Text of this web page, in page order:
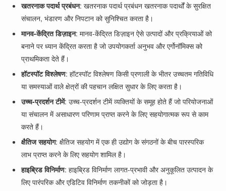
खतरनाक पदार्थ प्रबंधन: खतरनाक पदार्थ प्रबंधन खतरनाक पदार्थों के सुरक्षित
संचालन, भंडारण और निपटान को सुनिश्चित करता है।
मानव-केंद्रित डिज़ाइन: मानव-केंद्रित डिज़ाइन ऐसे उत्पादों और प्रक्रियाओं को
बनाने पर ध्यान केंद्रित करता है जो उपयोगकर्ता अनुभव और एर्गोनॉमिक्स को
प्राथमिकता देते हैं।
हॉटस्पॉट विश्लेषण: हॉटस्पॉट विश्लेषण किसी प्रणाली के भीतर उच्चतम गतिविधि
या समस्याओं वाले क्षेत्रों की पहचान लक्षित सुधार के लिए करता है।
उच्च-प्रदर्शन टीमें: उच्च-प्रदर्शन टीमें व्यक्तियों के समूह होते हैं जो परियोजनाओं
या संचालन में असाधारण परिणाम प्राप्त करने के लिए सहयोगात्मक रूप से काम
करते हैं।
क्षैतिज सहयोग: क्षैतिज सहयोग में एक ही उद्योग के संगठनों के बीच पारस्परिक
लाभ प्राप्त करने के लिए सहयोग शामिल है।
हाइब्रिड विनिर्माण: हाइब्रिड विनिर्माण लागत-प्रभावी और अनुकूलित उत्पादन के
लिए पारंपरिक और एडिटिव विनिर्माण तकनीकों को जोड़ता है।